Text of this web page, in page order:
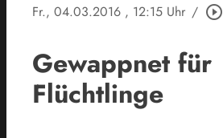
Fr., 04.03.2016 , 12:15 Uhr / play_circle_outline
Gewappnet für
Flüchtlinge